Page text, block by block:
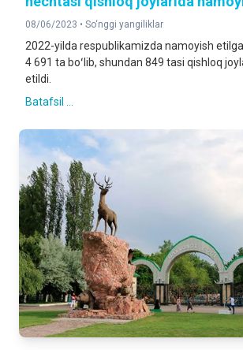
08/06/2023 • So‘nggi yangiliklar
2022-yilda respublikamizda namoyish
4 691 ta boʻlib, shundan 849 tasi qishloq
etildi.
Batafsil ...